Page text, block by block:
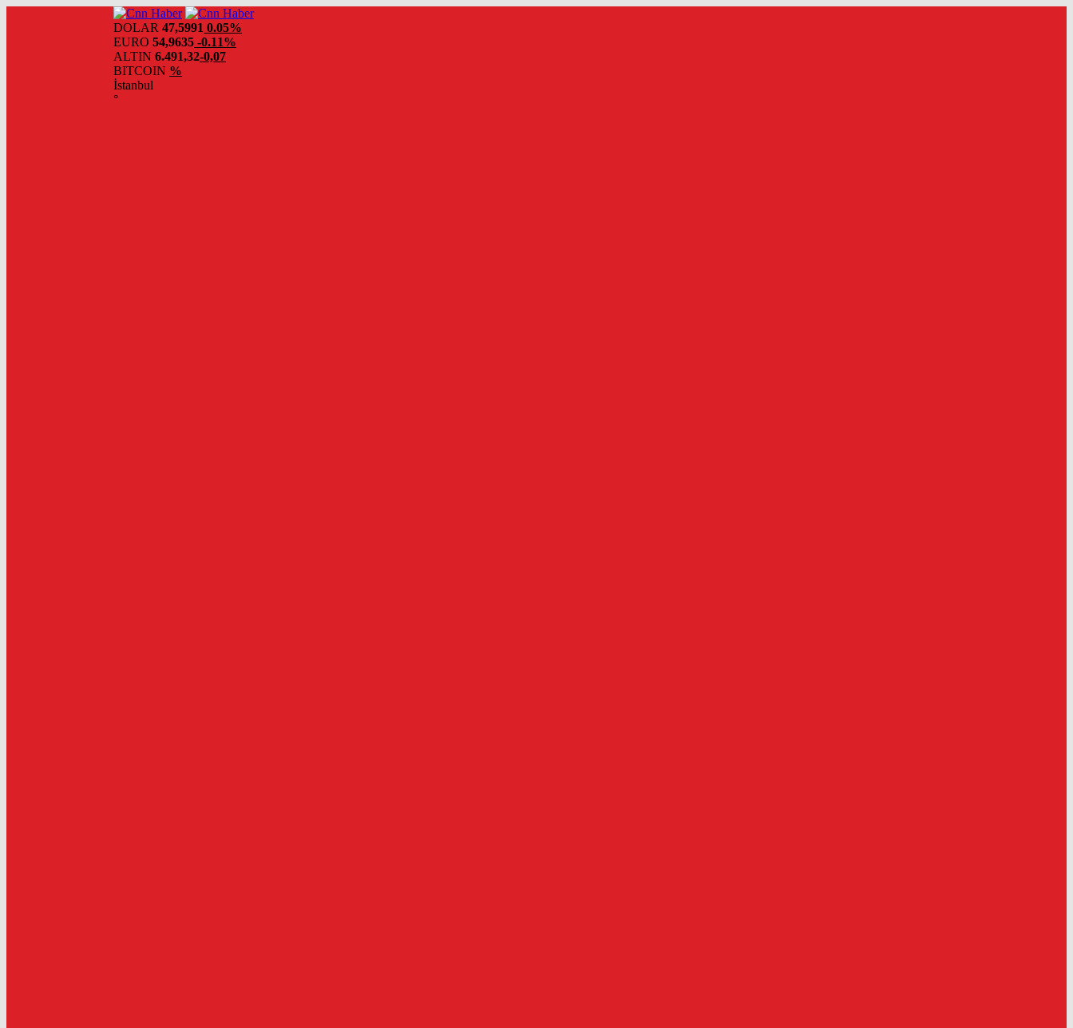
DOLAR 47,5991 0.05%
EURO 54,9635 -0.11%
ALTIN 6.491,32-0,07
BITCOIN %
İstanbul
°